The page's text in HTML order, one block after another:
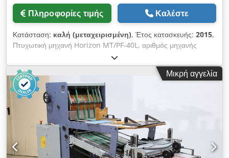
Πληροφορίες τιμής Καλέστε
Κατάσταση: καλή (μεταχειρισμένη), Έτος κατασκευής: 2015,
Πτυχωτική μηχανή Horizon MT/PF-40L, αριθμός μηχανής
008002, δύο θήκες, προεγκατεστημένα προγράμματα,
ηλεκτρονικά ελεγχόμενες θήκες, σε καλή κατάσταση, άμεσα
διαθέσιμη. Τεχνικά χαρακτηριστικά: Μέγιστη διάσταση:
320x630 mm Ελάχιστη διάσταση: 125x128 mm Βάρος
χαρτιού: 40–160 g/m² Ταχύτητα: 23.000 κύκλοι/ώρα 2
παράλληλες θήκες Τροφοδοσία 230V Ηλεκτρικά ελεγχόμενος
εξαγωγέας Μετρητής με λειτουργία αθροίσματος Ρυθμιζόμενη
ταχύτητα και τροφοδοσία χωρίς βήματα Εισαγωγέας υψηλής
στοίβας Ηχομονωτικές επενδύσεις σε όλες τις μονάδες και
θήκες Dcjdox S Etaepfx Abtjk Τεκμηρίωση
Μικρή αγγελία